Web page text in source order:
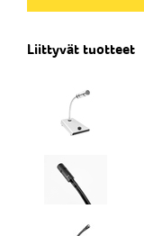
Liittyvät tuotteet